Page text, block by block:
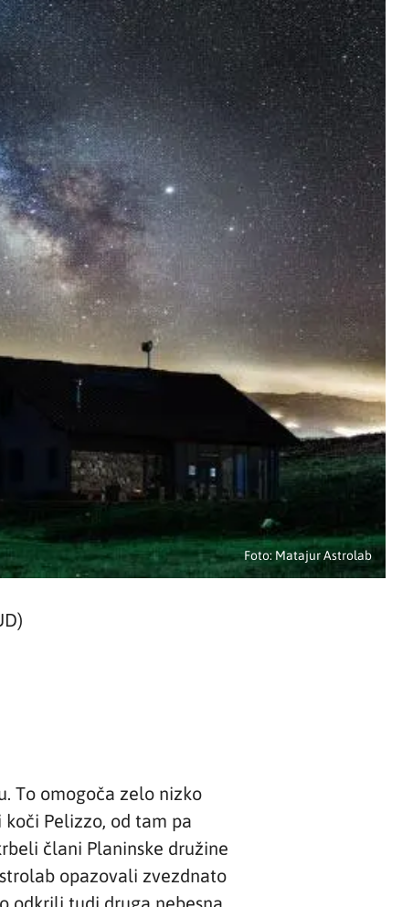
Foto: Matajur Astrolab
To omogoča zelo nizko
Pelizzo, od tam pa
člani Planinske družine
opazovali zvezdnato